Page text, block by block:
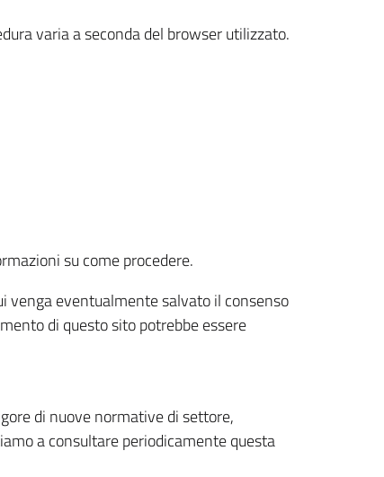
varia a seconda del browser utilizzato.
su come procedere.
venga eventualmente salvato il consenso
di questo sito potrebbe essere
di nuove normative di settore,
a consultare periodicamente questa